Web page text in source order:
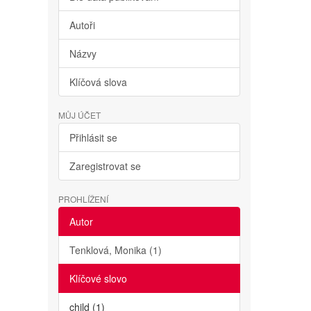
Autoři
Názvy
Klíčová slova
MŮJ ÚČET
Přihlásit se
Zaregistrovat se
PROHLÍŽENÍ
Autor
Tenklová, Monika (1)
Klíčové slovo
child (1)